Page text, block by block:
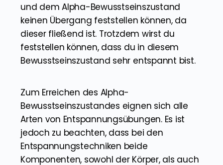
und dem Alpha-Bewusstseinszustand
keinen Übergang feststellen können, da
dieser fließend ist. Trotzdem wirst du
feststellen können, dass du in diesem
Bewusstseinszustand sehr entspannt bist.
Zum Erreichen des Alpha-
Bewusstseinszustandes eignen sich alle
Arten von Entspannungsübungen. Es ist
jedoch zu beachten, dass bei den
Entspannungstechniken beide
Komponenten, sowohl der Körper, als auch